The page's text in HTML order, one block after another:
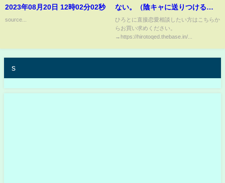
2023年08月20日 12時02分02秒
source...
ない。（陰キャに送りつける用
の動画）
ひろとに直接恋愛相談したい方はこちらか
らお買い求めください。
→https://hirotoqed.thebase.in/...
s